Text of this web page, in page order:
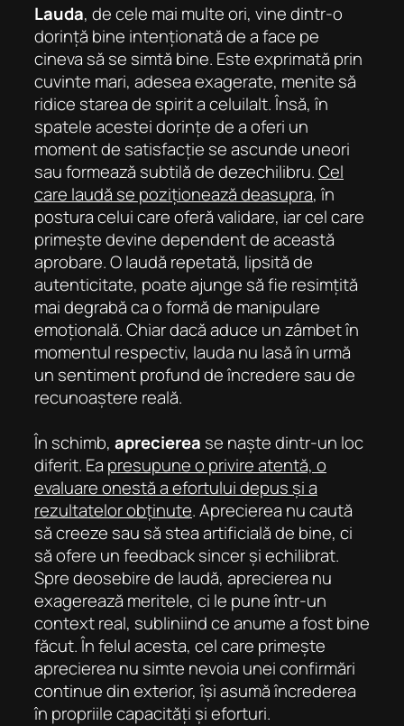
Lauda, ​​de cele mai multe ori, vine dintr-o
dorință bine intenționată de a face pe
cineva să se simtă bine. Este exprimată prin
cuvinte mari, adesea exagerate, menite să
ridice starea de spirit a celuilalt. Însă, în
spatele acestei dorințe de a oferi un
moment de satisfacție se ascunde uneori
sau formează subtilă de dezechilibru.Cel
care laudă se poziționează deasupra, în
postura celui care oferă validare, iar cel care
primește devine dependent de această
aprobare. O laudă repetată, lipsită de
autenticitate, poate ajunge să fie resimțită
mai degrabă ca o formă de manipulare
emoțională. Chiar dacă aduce un zâmbet în
momentul respectiv, lauda nu lasă în urmă
un sentiment profund de încredere sau de
recunoaștere reală.
În schimb, aprecierea se naște dintr-un loc
diferit. Ea presupune o privire atentă, o
evaluare onestă a efortului depus și a
rezultatelor obținute. Aprecierea nu caută
să creeze sau să stea artificială de bine, ci
să ofere un feedback sincer și echilibrat.
Spre deosebire de laudă, aprecierea nu
exagerează meritele, ci le pune într-un
context real, subliniind ce anume a fost bine
făcut. În felul acesta, cel care primește
aprecierea nu simte nevoia unei confirmări
continue din exterior, își asumă încrederea
în propriile capacități și eforturi.